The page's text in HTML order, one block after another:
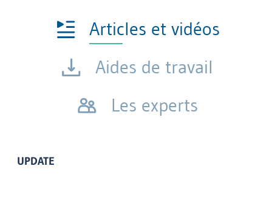
Articles et vidéos
Aides de travail
Les experts
UPDATE